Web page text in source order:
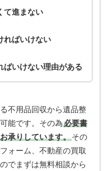
て進まない
ればいけない
ばいけない理由がある
不用品回収から遺品整
能です。その為必要書
承りしています。その
ォーム、不動産の買取
でまずは無料相談から